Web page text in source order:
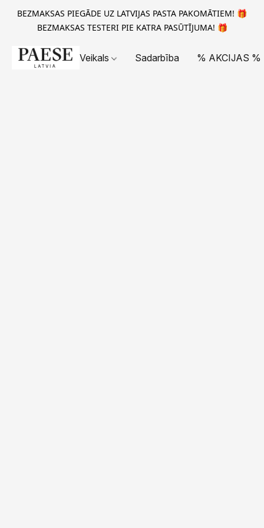
BEZMAKSAS PIEGĀDE UZ LATVIJAS PASTA PAKOMĀTIEM! 🎁
BEZMAKSAS TESTERI PIE KATRA PASŪTĪJUMA! 🎁
Veikals Sadarbība % AKCIJAS %